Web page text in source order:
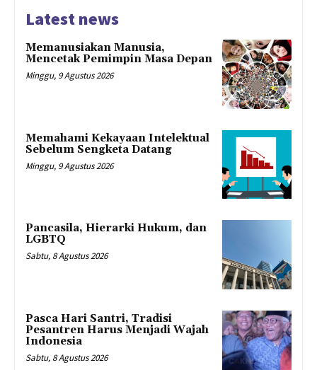
Latest news
Memanusiakan Manusia,
Mencetak Pemimpin Masa Depan
Minggu, 9 Agustus 2026
Memahami Kekayaan Intelektual
Sebelum Sengketa Datang
Minggu, 9 Agustus 2026
Pancasila, Hierarki Hukum, dan
LGBTQ
Sabtu, 8 Agustus 2026
Pasca Hari Santri, Tradisi
Pesantren Harus Menjadi Wajah
Indonesia
Sabtu, 8 Agustus 2026